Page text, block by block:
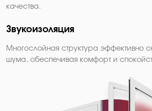
качества.
Звукоизоляция
Многослойная структура эффективно
шума, обеспечивая комфорт и